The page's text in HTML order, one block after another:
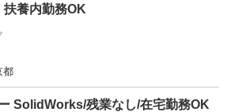
養内勤務OK
都
SolidWorks/残業なし/在宅勤務OK